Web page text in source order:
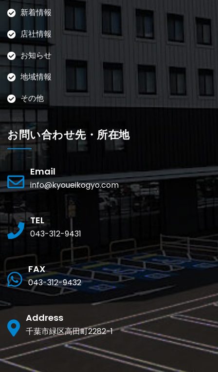
新着情報
店社情報
お知らせ
地域情報
その他
お問い合わせ先・所在地
Email
info@kyoueikogyo.com
TEL
043-312-9431
FAX
043-312-9432
Address
千葉市緑区高田町2282-1